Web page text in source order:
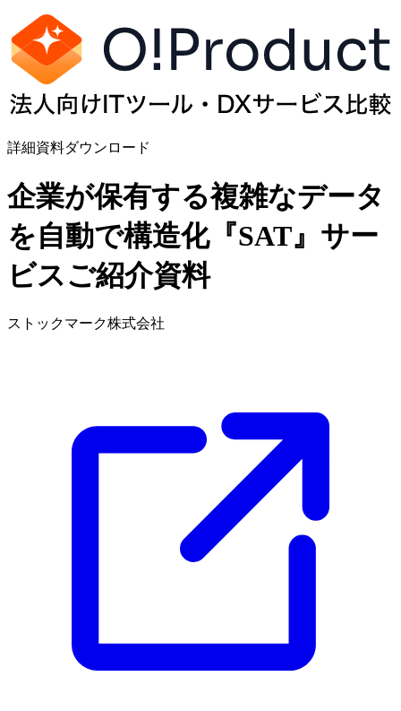
詳細資料ダウンロード
企業が保有する複雑なデータ
を⾃動で構造化『SAT』サー
ビスご紹介資料
ストックマーク株式会社